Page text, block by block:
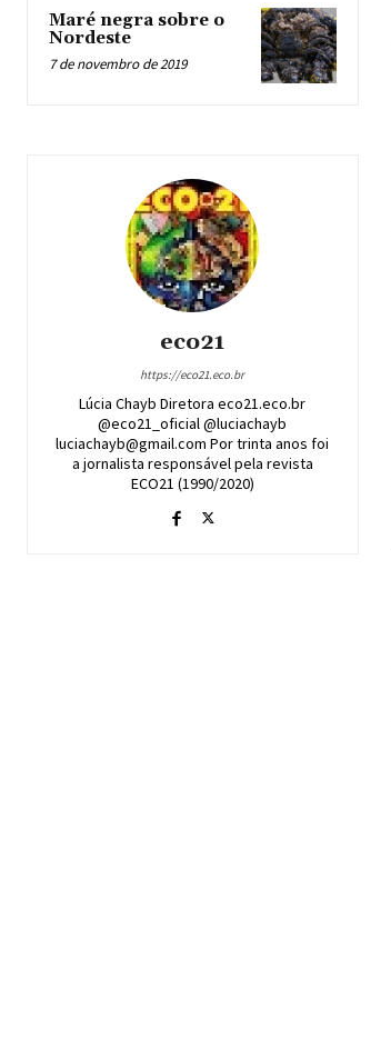
Maré negra sobre o
Nordeste
7 de novembro de 2019
eco21
https://eco21.eco.br
Lúcia Chayb Diretora eco21.eco.br
@eco21_oficial @luciachayb
luciachayb@gmail.com Por trinta anos foi
a jornalista responsável pela revista
ECO21 (1990/2020)